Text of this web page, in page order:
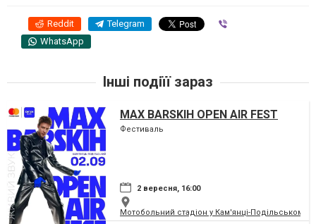
Reddit Telegram
WhatsApp
Інші подіїї зараз
MAX BARSKIH OPEN AIR FEST
Фестиваль
2 вересня, 16:00
Мотобольний стадіон у Кам'янці-Подільському